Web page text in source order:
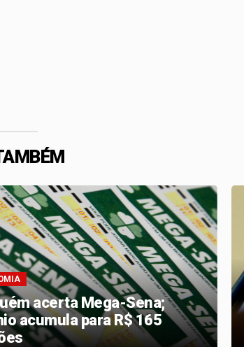
acerta Mega-Sena;
acumula para R$ 165